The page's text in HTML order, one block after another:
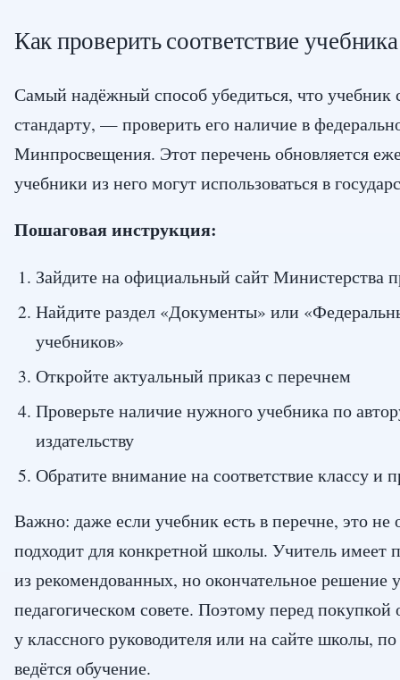
Как проверить соответствие
Самый надёжный способ убедиться, что учебник
стандарту, — проверить его наличие в
Минпросвещения. Этот перечень обновляется
учебники из него могут использоваться в
Пошаговая инструкция:
Зайдите на официальный сайт Министерства
Найдите раздел «Документы» или
учебников»
Откройте актуальный приказ с перечнем
Проверьте наличие нужного учебника по
издательству
Обратите внимание на соответствие классу и
Важно: даже если учебник есть в перечне, это не
подходит для конкретной школы. Учитель
из рекомендованных, но окончательное решение
педагогическом совете. Поэтому перед покупкой
у классного руководителя или на сайте школы,
ведётся обучение.